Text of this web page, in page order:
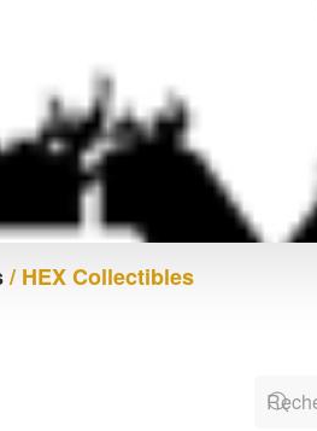
/ HEX Collectibles